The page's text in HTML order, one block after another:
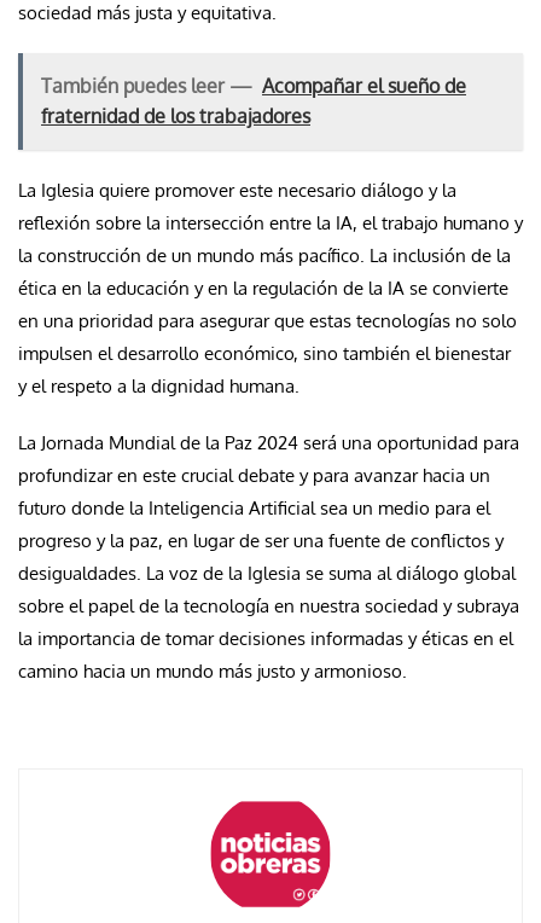
sociedad más justa y equitativa.
También puedes leer — Acompañar el sueño de
fraternidad de los trabajadores
La Iglesia quiere promover este necesario diálogo y la
reflexión sobre la intersección entre la IA, el trabajo humano y
la construcción de un mundo más pacífico. La inclusión de la
ética en la educación y en la regulación de la IA se convierte
en una prioridad para asegurar que estas tecnologías no solo
impulsen el desarrollo económico, sino también el bienestar
y el respeto a la dignidad humana.
La Jornada Mundial de la Paz 2024 será una oportunidad para
profundizar en este crucial debate y para avanzar hacia un
futuro donde la Inteligencia Artificial sea un medio para el
progreso y la paz, en lugar de ser una fuente de conflictos y
desigualdades. La voz de la Iglesia se suma al diálogo global
sobre el papel de la tecnología en nuestra sociedad y subraya
la importancia de tomar decisiones informadas y éticas en el
camino hacia un mundo más justo y armonioso.